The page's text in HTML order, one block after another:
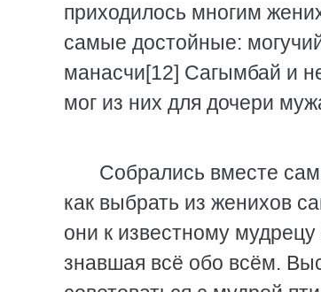
приходилось многим
самые достойные:
манасчи[12] Сагымбай и
мог из них для дочери
Собрались вместе
как выбрать из женихов
они к известному
знавшая всё обо всём.